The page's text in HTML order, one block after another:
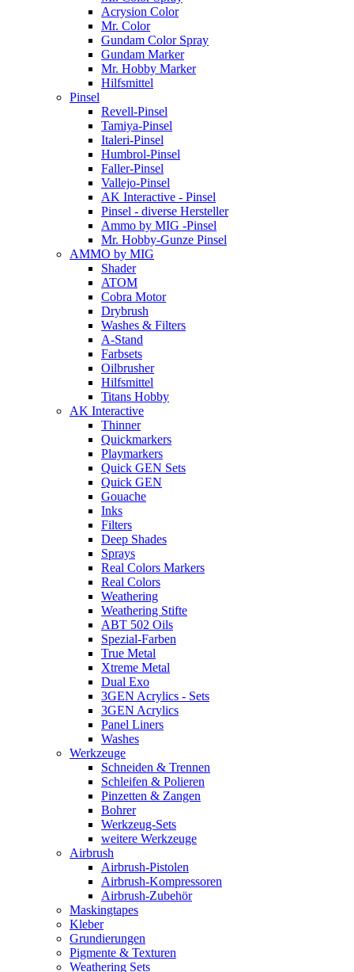
Acrysion Color
Mr. Color
Gundam Color Spray
Gundam Marker
Mr. Hobby Marker
Hilfsmittel
Pinsel
Revell-Pinsel
Tamiya-Pinsel
Italeri-Pinsel
Humbrol-Pinsel
Faller-Pinsel
Vallejo-Pinsel
AK Interactive - Pinsel
Pinsel - diverse Hersteller
Ammo by MIG -Pinsel
Mr. Hobby-Gunze Pinsel
AMMO by MIG
Shader
ATOM
Cobra Motor
Drybrush
Washes & Filters
A-Stand
Farbsets
Oilbrusher
Hilfsmittel
Titans Hobby
AK Interactive
Thinner
Quickmarkers
Playmarkers
Quick GEN Sets
Quick GEN
Gouache
Inks
Filters
Deep Shades
Sprays
Real Colors Markers
Real Colors
Weathering
Weathering Stifte
ABT 502 Oils
Spezial-Farben
True Metal
Xtreme Metal
Dual Exo
3GEN Acrylics - Sets
3GEN Acrylics
Panel Liners
Washes
Werkzeuge
Schneiden & Trennen
Schleifen & Polieren
Pinzetten & Zangen
Bohrer
Werkzeug-Sets
weitere Werkzeuge
Airbrush
Airbrush-Pistolen
Airbrush-Kompressoren
Airbrush-Zubehör
Maskingtapes
Kleber
Grundierungen
Pigmente & Texturen
Weathering Sets